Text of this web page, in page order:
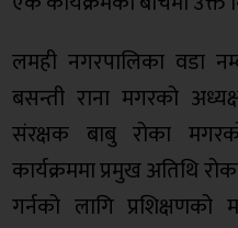
लमही नगरपालिका वडा
बसन्ती राना मगरको
संरक्षक बाबु रोका
कार्यक्रममा प्रमुख अतिथि
गर्नको लागि प्रशिक्षणको